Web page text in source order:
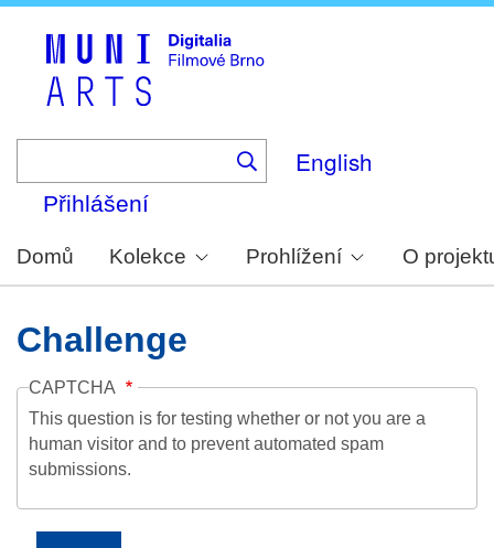
English
Přihlášení
Domů Kolekce Prohlížení O
Challenge
CAPTCHA
This question is for testing whether or not you are a
human visitor and to prevent automated spam
submissions.